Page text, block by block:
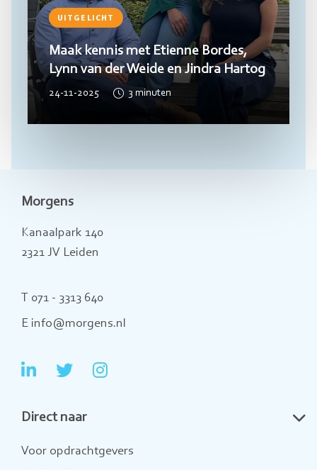
UITGELICHT
Maak kennis met Etienne Bordes,
Lynn van der Weide en Jindra Hartog
24-11-2025 3 minuten
Morgens
Kanaalpark 140
2321 JV Leiden
T 071 - 3313 640
E info@morgens.nl
Ga
LinkedInTwitter
Ga
Direct naar
Voor opdrachtgevers